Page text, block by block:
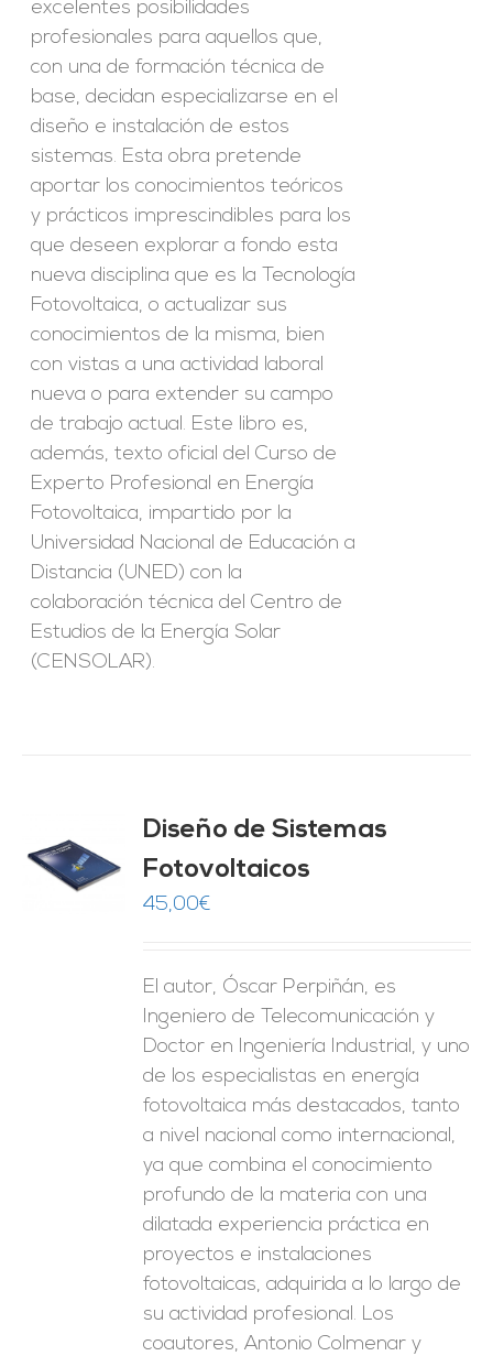
excelentes posibilidades
profesionales para aquellos que,
con una de formación técnica de
base, decidan especializarse en el
diseño e instalación de estos
sistemas. Esta obra pretende
aportar los conocimientos teóricos
y prácticos imprescindibles para los
que deseen explorar a fondo esta
nueva disciplina que es la Tecnología
Fotovoltaica, o actualizar sus
conocimientos de la misma, bien
con vistas a una actividad laboral
nueva o para extender su campo
de trabajo actual. Este libro es,
además, texto oficial del Curso de
Experto Profesional en Energía
Fotovoltaica, impartido por la
Universidad Nacional de Educación a
Distancia (UNED) con la
colaboración técnica del Centro de
Estudios de la Energía Solar
(CENSOLAR).
Diseño de Sistemas
Fotovoltaicos
45,00€
El autor, Óscar Perpiñán, es
Ingeniero de Telecomunicación y
Doctor en Ingeniería Industrial, y uno
de los especialistas en energía
fotovoltaica más destacados, tanto
a nivel nacional como internacional,
ya que combina el conocimiento
profundo de la materia con una
dilatada experiencia práctica en
proyectos e instalaciones
fotovoltaicas, adquirida a lo largo de
su actividad profesional. Los
coautores, Antonio Colmenar y